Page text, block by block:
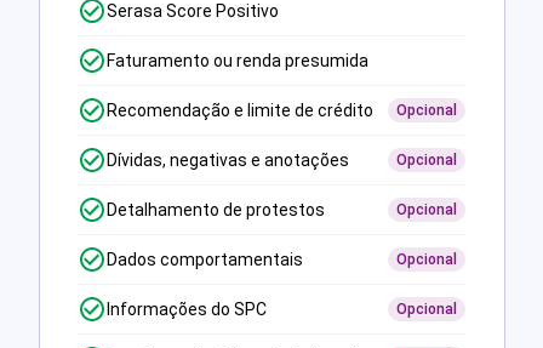
Serasa Score Positivo
Faturamento ou renda presumida
Recomendação e limite de crédito Opcional
Dívidas, negativas e anotações Opcional
Detalhamento de protestos Opcional
Dados comportamentais Opcional
Informações do SPC Opcional